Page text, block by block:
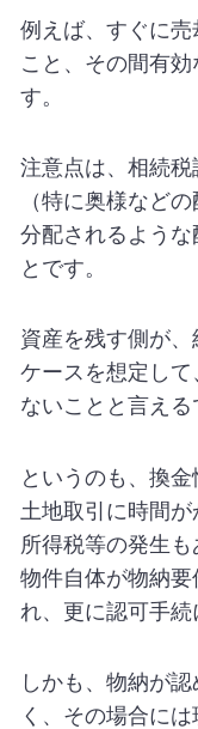
例えば、すぐに売
こと、その間有
す。
注意点は、相続
（特に奥様など
分配されるような
とです。
資産を残す側が
ケースを想定し
ないことと言える
というのも、換
土地取引に時間
所得税等の発生
物件自体が物納
れ、更に認可手続
しかも、物納が
く、その場合に